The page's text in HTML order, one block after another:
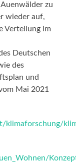
zu
wieder auf,
Verteilung im
Deutschen
des
und
Mai 2021